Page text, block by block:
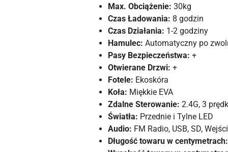
Max. Obciążenie: 30kg
Czas Ładowania: 8 godzin
Czas Działania: 1-2 godziny
Hamulec: Automatyczny po
Pasy Bezpieczeństwa: +
Otwierane Drzwi: +
Fotele: Ekoskóra
Koła: Miękkie EVA
Zdalne Sterowanie: 2.4G, 3
Światła: Przednie i Tylne LED
Audio: FM Radio, USB, SD,
Długość towaru w centymetrach: